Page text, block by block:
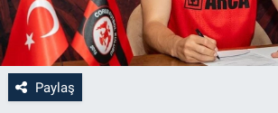
Paylaş